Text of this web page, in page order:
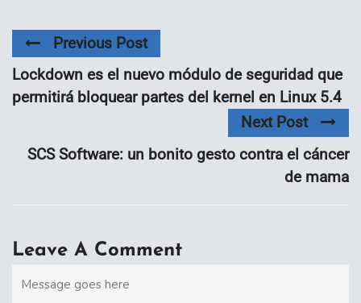
Previous Post
Lockdown es el nuevo módulo de seguridad que
permitirá bloquear partes del kernel en Linux 5.4
Next Post
SCS Software: un bonito gesto contra el cáncer
de mama
Leave A Comment